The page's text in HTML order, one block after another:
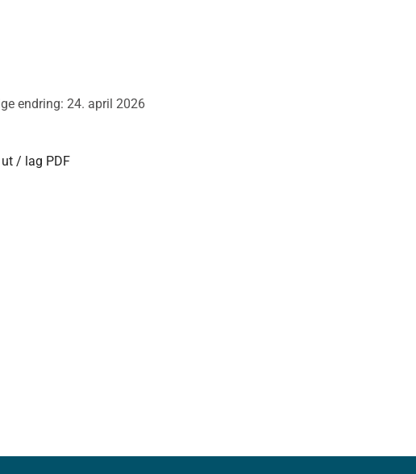
endring: 24. april 2026
/ lag PDF